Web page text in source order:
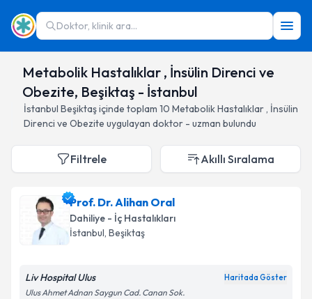
Doktor, klinik ara...
Metabolik Hastalıklar , İnsülin Direnci ve
Obezite, Beşiktaş - İstanbul
İstanbul Beşiktaşiçinde toplam 10 Metabolik Hastalıklar , İnsülin
Direnci ve Obezite uygulayan doktor - uzman bulundu
Filtrele Akıllı Sıralama
Prof. Dr. Alihan Oral
Dahiliye - İç Hastalıkları
İstanbul, Beşiktaş
Liv Hospital Ulus Haritada Göster
Ulus Ahmet Adnan Saygun Cad. Canan Sok.